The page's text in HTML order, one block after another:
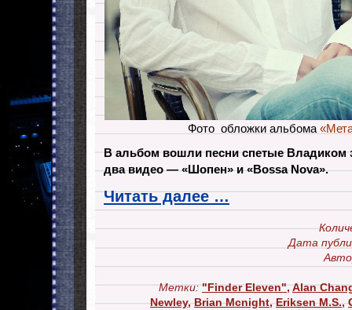
Фото обложки альбома
В альбом вошли песни спетые Владиком
два видео — «Шопен» и «Bossa Nova».
Читать далее …
Дата
Метки: "Finder Eleven", Alan
Newley,Brian Mcnight,Eriksen M.S.,